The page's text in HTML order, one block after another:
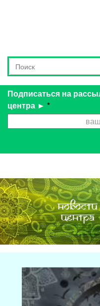
Форма поиска
Подписаться на
центра ► *